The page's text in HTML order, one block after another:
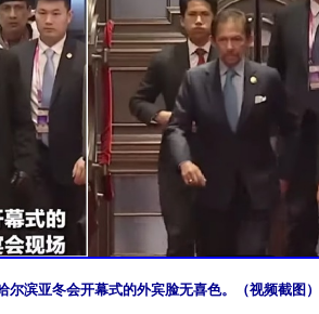
尔滨亚冬会开幕式的外宾脸无喜色。（视频截图）